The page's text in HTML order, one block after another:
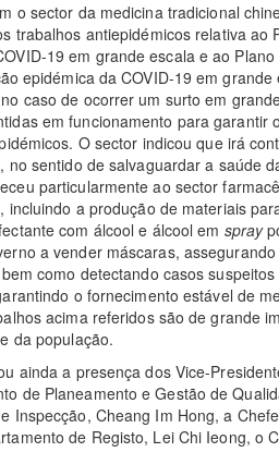
o sector da medicina tradicional
trabalhos antiepidémicos relativa
19 em grande escala e ao
epidémica da COVID-19 em
caso de ocorrer um surto em
em funcionamento para garantir
O sector indicou que irá
no sentido de salvaguardar a saúde
particularmente ao sector
incluindo a produção de materiais
com álcool e álcool em spray
a vender máscaras,
como detectando casos
o fornecimento estável de
acima referidos são de grande
da população.
ainda a presença dos Vice-
de Planeamento e Gestão de
Inspecção, Cheang Im Hong, a
de Registo, Lei Chi Ieong, o